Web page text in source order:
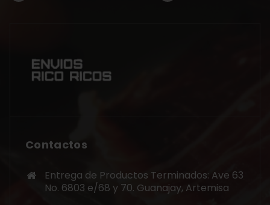
Contactos
Entrega de Productos Terminados: Ave 63
No. 6803 e/68 y 70. Guanajay, Artemisa